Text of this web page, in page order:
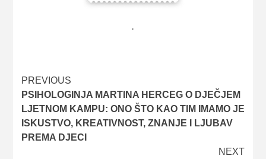
.
Post
navigation
PREVIOUS
PSIHOLOGINJA MARTINA HERCEG O DJEČJEM
LJETNOM KAMPU: ONO ŠTO KAO TIM IMAMO JE
ISKUSTVO, KREATIVNOST, ZNANJE I LJUBAV
PREMA DJECI
NEXT